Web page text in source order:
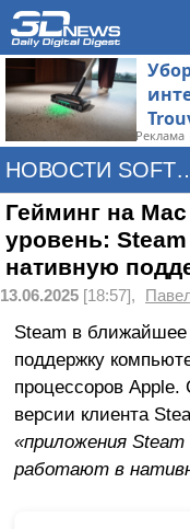
Реклама
НОВОСТИ
Гейминг на
уровень:
нативную
13.06.2025 [18:57],
Steam в
поддержку
процессоров
версии клиента
«приложения
работают в